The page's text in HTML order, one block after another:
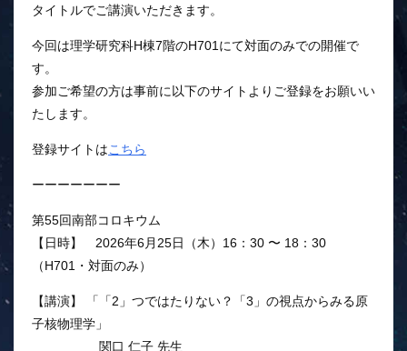
タイトルでご講演いただきます。
今回は理学研究科H棟7階のH701にて対面のみでの開催で
す。
参加ご希望の方は事前に以下のサイトよりご登録をお願いい
たします。
登録サイトはこちら
ーーーーーーー
第55回南部コロキウム
【日時】 2026年6月25日（木）16：30 〜 18：30
（H701・対面のみ）
【講演】 「「2」つではたりない？「3」の視点からみる原
子核物理学」
関口 仁子 先生